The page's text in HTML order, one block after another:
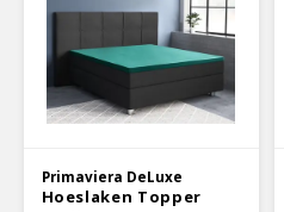
geworden met een luxueuze
Primaviera DeLuxe
Hoeslaken Topper